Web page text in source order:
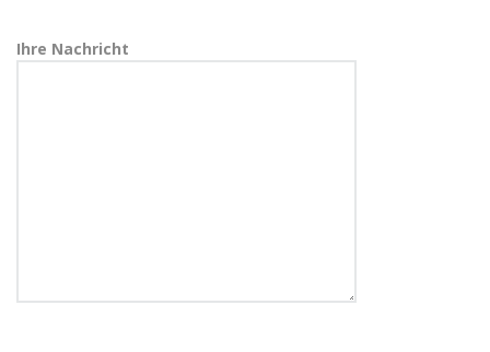
Ihre Nachricht